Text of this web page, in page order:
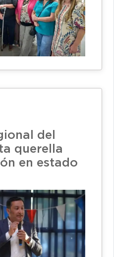
del
querella
en estado